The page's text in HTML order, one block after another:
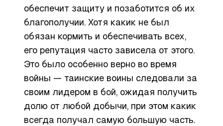
обеспечит защиту и позаботится об их
благополучии. Хотя какик не был
обязан кормить и обеспечивать всех,
его репутация часто зависела от этого.
Это было особенно верно во время
войны — таинские воины следовали за
своим лидером в бой, ожидая получить
долю от любой добычи, при этом какик
всегда получал самую большую часть.